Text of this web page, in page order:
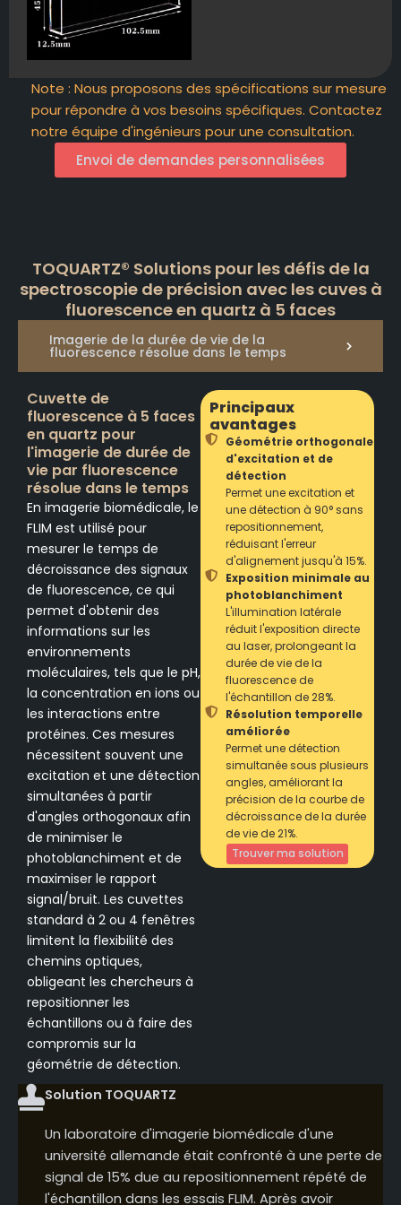
Note : Nous proposons des spécifications sur mesure
pour répondre à vos besoins spécifiques. Contactez
notre équipe d'ingénieurs pour une consultation.
Envoi de demandes personnalisées
TOQUARTZ® Solutions pour les défis de la
spectroscopie de précision avec les cuves à
fluorescence en quartz à 5 faces
Imagerie de la durée de vie de la
fluorescence résolue dans le temps
Cuvette de
fluorescence à 5 faces
en quartz pour
l'imagerie de durée de
vie par fluorescence
résolue dans le temps
En imagerie biomédicale, le
FLIM est utilisé pour
mesurer le temps de
décroissance des signaux
de fluorescence, ce qui
permet d'obtenir des
informations sur les
environnements
moléculaires, tels que le pH,
la concentration en ions ou
les interactions entre
protéines. Ces mesures
nécessitent souvent une
excitation et une détection
simultanées à partir
d'angles orthogonaux afin
de minimiser le
photoblanchiment et de
maximiser le rapport
signal/bruit. Les cuvettes
standard à 2 ou 4 fenêtres
limitent la flexibilité des
chemins optiques,
obligeant les chercheurs à
repositionner les
échantillons ou à faire des
compromis sur la
géométrie de détection.
Principaux
avantages
Géométrie orthogonale
d'excitation et de
détection
Permet une excitation et
une détection à 90° sans
repositionnement,
réduisant l'erreur
d'alignement jusqu'à 15%.
Exposition minimale au
photoblanchiment
L'illumination latérale
réduit l'exposition directe
au laser, prolongeant la
durée de vie de la
fluorescence de
l'échantillon de 28%.
Résolution temporelle
améliorée
Permet une détection
simultanée sous plusieurs
angles, améliorant la
précision de la courbe de
décroissance de la durée
de vie de 21%.
Trouver ma solution
Solution TOQUARTZ
Un laboratoire d'imagerie biomédicale d'une
université allemande était confronté à une perte de
signal de 15% due au repositionnement répété de
l'échantillon dans les essais FLIM. Après avoir